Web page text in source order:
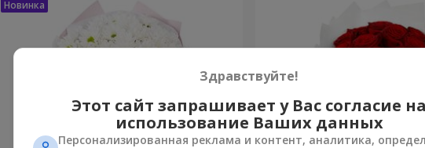
Здравствуйте!
Этот сайт запрашивает у Вас согласие на
использование Ваших данных
Персонализированная реклама и контент, аналитика,